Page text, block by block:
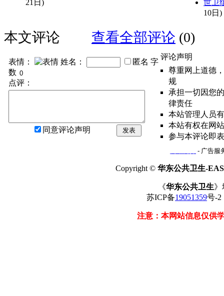
21日)
世卫
10日)
本文评论 查看全部评论 (0)
表情： 姓名： 匿名 字
数
点评：
同意评论声明 发表
评论声明
尊重网上道德
规
承担一切因您
律责任
本站管理人员
本站有权在网
参与本评论即
- 广告服
Copyright © 华东公共卫生-
《华东公共卫生》
苏ICP备19051359号-
注意：本网站信息仅供